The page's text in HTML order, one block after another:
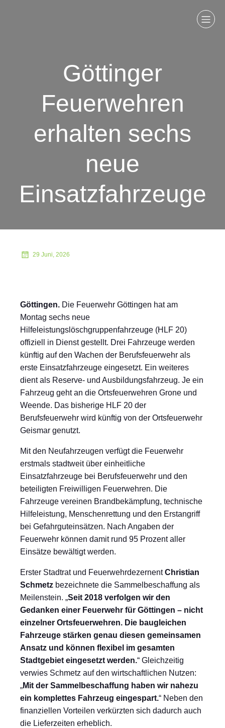
Göttinger
Feuerwehren
erhalten sechs
neue
Einsatzfahrzeuge
29 Juni, 2026
Göttingen. Die Feuerwehr Göttingen hat am
Montag sechs neue
Hilfeleistungslöschgruppenfahrzeuge (HLF 20)
offiziell in Dienst gestellt. Drei Fahrzeuge werden
künftig auf den Wachen der Berufsfeuerwehr als
erste Einsatzfahrzeuge eingesetzt. Ein weiteres
dient als Reserve- und Ausbildungsfahrzeug. Je ein
Fahrzeug geht an die Ortsfeuerwehren Grone und
Weende. Das bisherige HLF 20 der
Berufsfeuerwehr wird künftig von der Ortsfeuerwehr
Geismar genutzt.
Mit den Neufahrzeugen verfügt die Feuerwehr
erstmals stadtweit über einheitliche
Einsatzfahrzeuge bei Berufsfeuerwehr und den
beteiligten Freiwilligen Feuerwehren. Die
Fahrzeuge vereinen Brandbekämpfung, technische
Hilfeleistung, Menschenrettung und den Erstangriff
bei Gefahrguteinsätzen. Nach Angaben der
Feuerwehr können damit rund 95 Prozent aller
Einsätze bewältigt werden.
Erster Stadtrat und FeuerwehrdezernentChristian
Schmetz bezeichnete die Sammelbeschaffung als
Meilenstein. „Seit 2018 verfolgen wir den
Gedanken einer Feuerwehr für Göttingen – nicht
einzelner Ortsfeuerwehren. Die baugleichen
Fahrzeuge stärken genau diesen gemeinsamen
Ansatz und können flexibel im gesamten
Stadtgebiet eingesetzt werden.“ Gleichzeitig
verwies Schmetz auf den wirtschaftlichen Nutzen:
„Mit der Sammelbeschaffung haben wir nahezu
ein komplettes Fahrzeug eingespart.“ Neben den
finanziellen Vorteilen verkürzten sich dadurch auch
die Lieferzeiten erheblich.